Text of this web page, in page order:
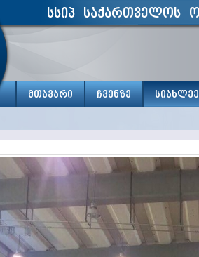
სსიპ საქართველოს
მთავარი ჩვენზე